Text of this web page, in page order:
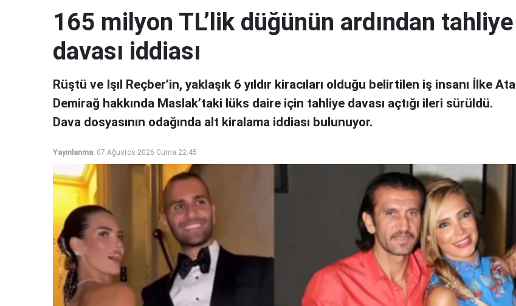
165 milyon TL’lik düğünün ardından tahliye
davası iddiası
Rüştü ve Işıl Reçber’in, yaklaşık 6 yıldır kiracıları olduğu belirtilen iş insanı İlke Ata
Demirağ hakkında Maslak’taki lüks daire için tahliye davası açtığı ileri sürüldü.
Dava dosyasının odağında alt kiralama iddiası bulunuyor.
Yayınlanma: 07 Ağustos 2026 Cuma 22:45